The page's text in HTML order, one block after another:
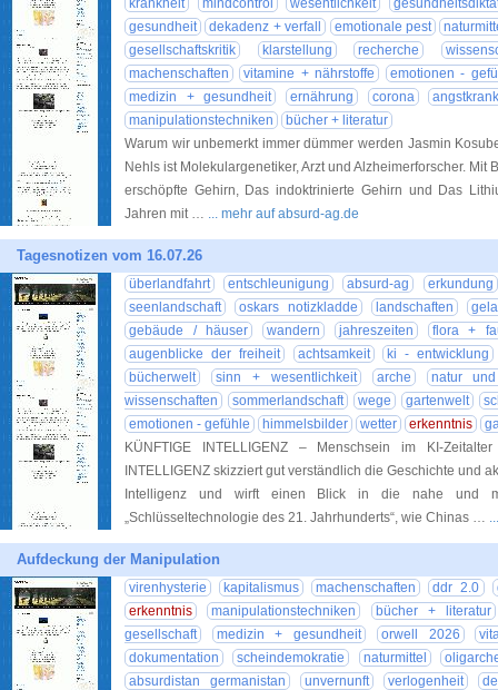
krankheit mindcontrol wesentlichkeit
gesundheit
dekadenz + verfall emotionale pest
gesellschaftskritik
klarstellung recherche
machenschaften
vitamine + nährstoffe
emotionen -
medizin + gesundheit
ernährung corona
manipulationstechniken
bücher + literatur
Warum wir unbemerkt immer dümmer werden Jasmin
Nehls ist Molekulargenetiker, Arzt und Alzheimerforscher. Mit
erschöpfte Gehirn, Das indoktrinierte Gehirn und Das
Jahren mit … ... mehr auf absurd-ag.de
Tagesnotizen vom 16.07.26
überlandfahrt entschleunigung absurd-ag
erkundung
seenlandschaft
oskars notizkladde landschaften
gebäude / häuser
wandern jahreszeiten
flora +
augenblicke der freiheit
achtsamkeit
ki - entwicklung
bücherwelt
sinn + wesentlichkeit arche
natur
wissenschaften
sommerlandschaft wege gartenwelt
emotionen - gefühle
himmelsbilder wetter erkenntnis
KÜNFTIGE INTELLIGENZ – Menschsein im KI-
INTELLIGENZ skizziert gut verständlich die Geschichte und
Intelligenz und wirft einen Blick in die nahe und
„Schlüsseltechnologie des 21. Jahrhunderts“, wie Chinas …
Aufdeckung der Manipulation
virenhysterie kapitalismus machenschaften ddr 2.0
erkenntnis
manipulationstechniken
bücher + literatur
gesellschaft
medizin + gesundheit orwell 2026
dokumentation
scheindemokratie naturmittel
absurdistan germanistan
unvernunft verlogenheit